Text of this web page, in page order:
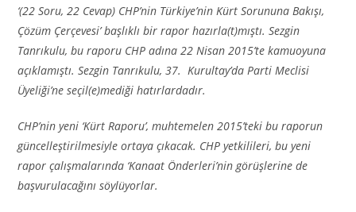
‘(22 Soru, 22 Cevap) CHP’nin Türkiye’nin Kürt Sorununa Bakışı,
Çözüm Çerçevesi’ başlıklı bir rapor hazırla(t)mıştı. Sezgin
Tanrıkulu, bu raporu CHP adına 22 Nisan 2015’te kamuoyuna
açıklamıştı. Sezgin Tanrıkulu, 37. Kurultay’da Parti Meclisi
Üyeliği’ne seçil(e)mediği hatırlardadır.
CHP’nin yeni ‘Kürt Raporu’, muhtemelen 2015’teki bu raporun
güncelleştirilmesiyle ortaya çıkacak. CHP yetkilileri, bu yeni
rapor çalışmalarında ‘Kanaat Önderleri’nin görüşlerine de
başvurulacağını söylüyorlar.